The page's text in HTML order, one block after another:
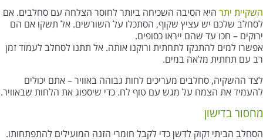
השקיית יתר היא הסיבה השכיחה ביותר לחוסר הצלחה עם סחלבים. אם
לסחלב שלכם יש עציץ שקוף, הסתכלו על השורשים. אל תשקו אם הם
ירוקים – חכו עד שהם ייראו כסופים.
אפשרו למים להתנקז לתחתית ורוקנו אותה. אל תתנו לסחלב לעמוד זמן
רב עם תחתית מלאה במים.
לצד ההשקיה, סחלבים מעריכים לחות גבוהה באוויר – אתם יכולים
להעמיד את הצמח על מגש עם טוף לח. כדי שיספוג את הלחות שבאוויר.
מחסור בדישון
הסחלב הביתי זקוק לדשן כדי לקבל חומרי הזנה המועילים להתפתחותו.